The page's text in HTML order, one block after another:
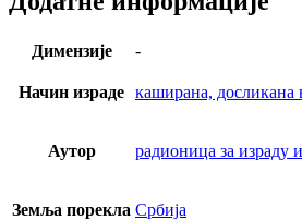
Димензије -
Начин израде каширана, досликана
Аутор радионица за израду
Земља порекла Србија